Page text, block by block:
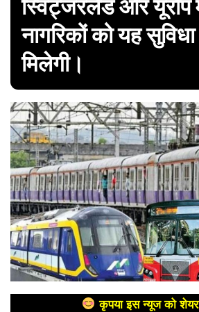
स्विट्जरलैंड और यूरोप
नागरिकों को यह
मिलेगी।
कृपया इस न्यूज को